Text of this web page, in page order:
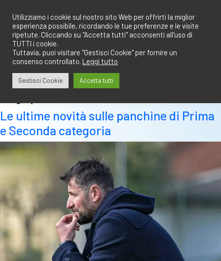
contenuto
Le ultime novità sulle panchine di Prima
e Seconda categoria
Utilizziamo i cookie sul nostro sito Web per offrirti la miglior
esperienza possibile, ricordando le tue preferenze e le visite
ripetute. Cliccando su "Accetta tutti" acconsenti all'uso di
TUTTI i cookie.
Tuttavia, puoi visitare "Gestisci Cookie" per fornire un
consenso controllato. Leggi tutto
Gestisci Cookie Accetta tutti